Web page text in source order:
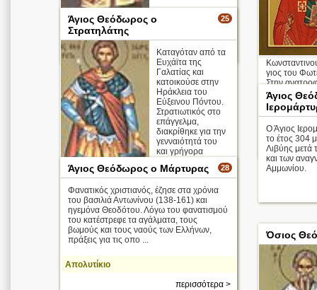
Απολυτίκιο
περισσότερα >
γιος του
Στην
επιρροή ο
μεγαλύτερες
Απολυτίκιο
25
Άγιος Θεόδωρος ο
Στρατηλάτης
Kαταγόταν από τα
Ευχάϊτα της
Γαλατίας και
κατοικούσε στην
Ηράκλεια του
Εύξεινου Πόντου.
Στρατιωτικός στο
επάγγελμα,
διακρίθηκε για την
γενναιότητά του
και γρήγορα
υψηλότερους
βαθμούς της ...
περισσότερα >
Άγιος
Ο Άγιος
το έτος 304
Λιβύης μετά
και των
Αμμωνίου.
28
Άγιος Θεόδωρος ο Μάρτυρας
Φανατικός χριστιανός, έζησε στα χρόνια
του βασιλιά Αντωνίνου (138-161) και
ηγεμόνα Θεοδότου. Λόγω του φανατισμού
του κατέστρεφε τα αγάλματα, τους
βωμούς και τους ναούς των Ελλήνων,
πράξεις για τις οπο ...
Απολυτίκιο
περισσότερα >
Όσιος